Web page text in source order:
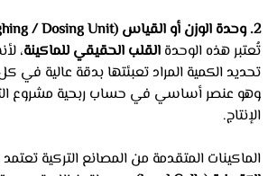
2. وحدة الوزن أو القياس (Weighing / Dosing Unit):
تُعتبر هذه الوحدة القلب الحقيقي للماكينة،
تحديد الكمية المراد تعبئتها بدقة عالية في
وهو عنصر أساسي في حساب ربحية مشروع
الإنتاج.
الماكينات المتقدمة من المصانع التركية